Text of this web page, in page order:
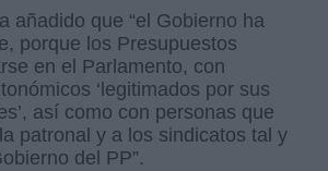
añadido que “el Gobierno ha
porque los Presupuestos
en el Parlamento, con
‘legitimados por sus
así como con personas que
patronal y a los sindicatos tal y
del PP”.